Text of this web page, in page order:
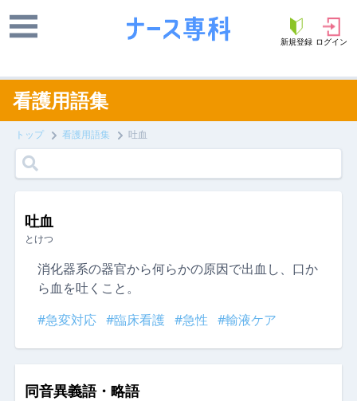
新規登録 ログイン
看護用語集
トップ 看護用語集 吐血
吐血
とけつ
消化器系の器官から何らかの原因で出血し、口か
ら血を吐くこと。
#急変対応 #臨床看護 #急性 #輸液ケア
同音異義語・略語